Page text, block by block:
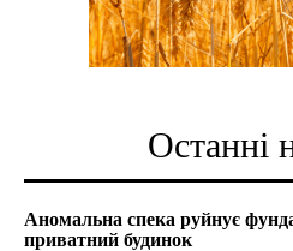
Останні
Аномальна спека руйнує
приватний будинок